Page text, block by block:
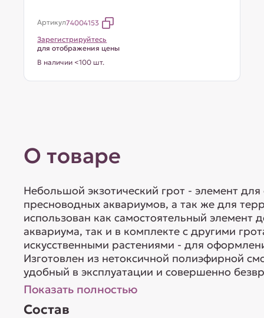
Артикул74004153
Зарегистрируйтесь
для отображения цены
В наличии <100 шт.
О товаре
Небольшой экзотический грот - элемент
пресноводных аквариумов, а так же для
использован как самостоятельный
аквариума, так и в комплекте с другими
искусственными растениями - для
Изготовлен из нетоксичной полиэфирной
удобный в эксплуатации и совершенно
Показать полностью
Состав